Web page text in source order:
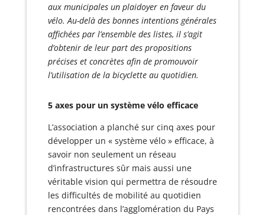
aux municipales un plaidoyer en faveur du
vélo. Au-delà des bonnes intentions générales
affichées par l’ensemble des listes, il s’agit
d’obtenir de leur part des propositions
précises et concrètes afin de promouvoir
l’utilisation de la bicyclette au quotidien.
5 axes pour un système vélo efficace
L’association a planché sur cinq axes pour
développer un « système vélo » efficace, à
savoir non seulement un réseau
d’infrastructures sûr mais aussi une
véritable vision qui permettra de résoudre
les difficultés de mobilité au quotidien
rencontrées dans l’agglomération du Pays